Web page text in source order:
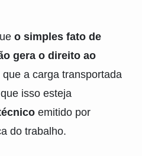
o simples fato de
gera o direito ao
a carga transportada
isso esteja
emitido por
do trabalho.